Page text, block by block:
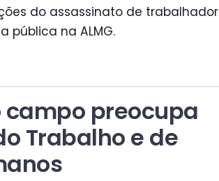
do assassinato de trabalhador
pública na ALMG.
preocupa
Trabalho e de